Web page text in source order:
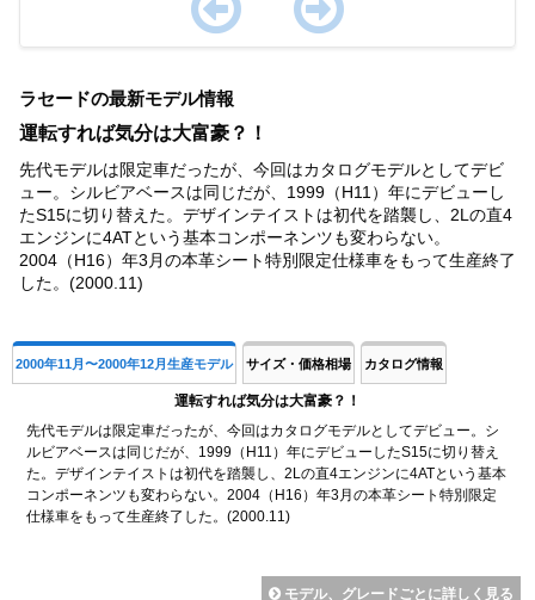
of
0
ラセードの最新モデル情報
運転すれば気分は大富豪？！
先代モデルは限定車だったが、今回はカタログモデルとしてデビ
ュー。シルビアベースは同じだが、1999（H11）年にデビューし
たS15に切り替えた。デザインテイストは初代を踏襲し、2Lの直4
エンジンに4ATという基本コンポーネンツも変わらない。
2004（H16）年3月の本革シート特別限定仕様車をもって生産終了
した。(2000.11)
2000年11月〜2000年12月生産モデル サイズ・価格相場 カタログ情報
運転すれば気分は大富豪？！
先代モデルは限定車だったが、今回はカタログモデルとしてデビュー。シ
ルビアベースは同じだが、1999（H11）年にデビューしたS15に切り替え
た。デザインテイストは初代を踏襲し、2Lの直4エンジンに4ATという基本
コンポーネンツも変わらない。2004（H16）年3月の本革シート特別限定
仕様車をもって生産終了した。(2000.11)
モデル、グレードごとに詳しく見る